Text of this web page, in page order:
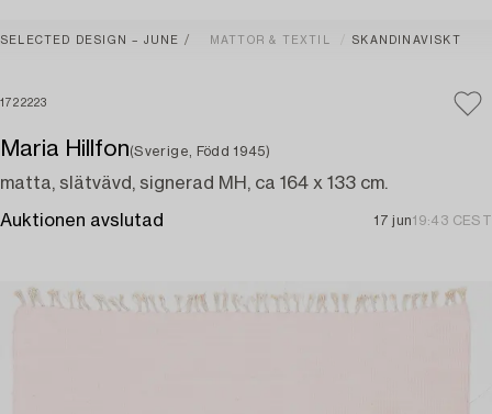
SELECTED DESIGN – JUNE MATTOR & TEXTIL SKANDINAVISKT
1722223
Maria Hillfon(Sverige, Född 1945)
matta, slätvävd, signerad MH, ca 164 x 133 cm.
Auktionen avslutad 17 jun19:43 CEST